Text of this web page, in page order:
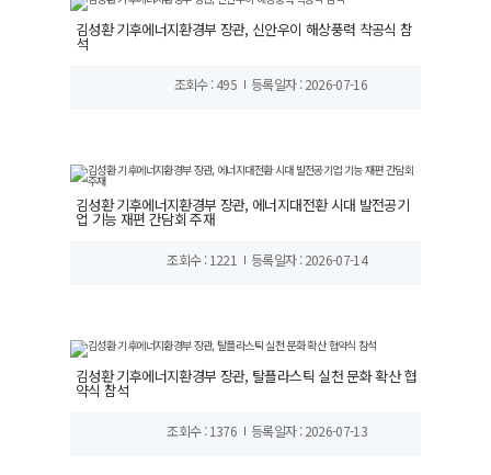
김성환 기후에너지환경부 장관, 신안우이 해상풍력 착공식 참
석
조회수 : 495 등록일자 : 2026-07-16
김성환 기후에너지환경부 장관, 에너지대전환 시대 발전공기
업 기능 재편 간담회 주재
조회수 : 1221 등록일자 : 2026-07-14
김성환 기후에너지환경부 장관, 탈플라스틱 실천 문화 확산 협
약식 참석
조회수 : 1376 등록일자 : 2026-07-13